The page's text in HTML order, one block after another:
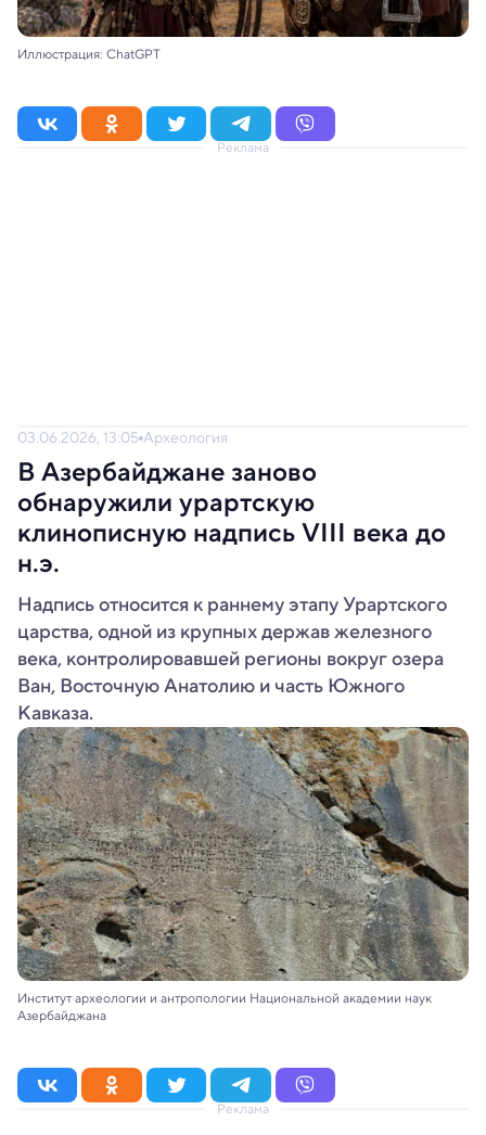
Иллюстрация: ChatGPT
Реклама
03.06.2026, 13:05 Археология
В Азербайджане заново
обнаружили урартскую
клинописную надпись VIII века до
н.э.
Надпись относится к раннему этапу Урартского
царства, одной из крупных держав железного
века, контролировавшей регионы вокруг озера
Ван, Восточную Анатолию и часть Южного
Кавказа.
Институт археологии и антропологии Национальной академии наук
Азербайджана
Реклама